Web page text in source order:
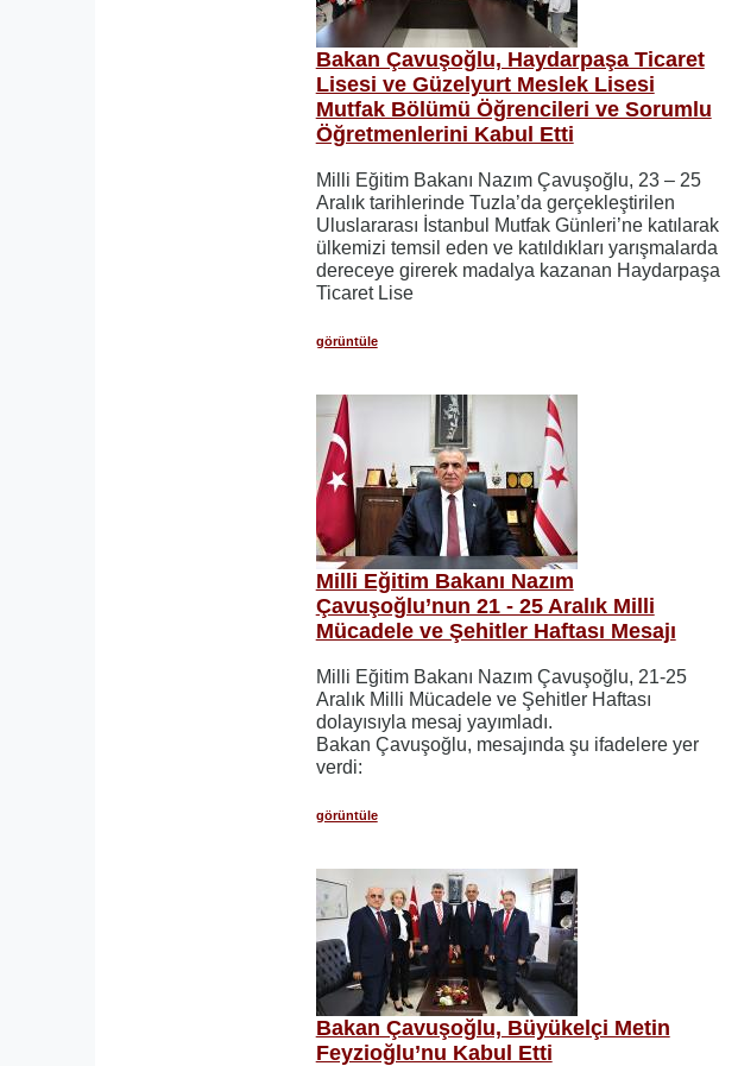
Bakan Çavuşoğlu, Haydarpaşa Ticaret
Lisesi ve Güzelyurt Meslek Lisesi
Mutfak Bölümü Öğrencileri ve Sorumlu
Öğretmenlerini Kabul Etti
Milli Eğitim Bakanı Nazım Çavuşoğlu, 23 – 25
Aralık tarihlerinde Tuzla’da gerçekleştirilen
Uluslararası İstanbul Mutfak Günleri’ne katılarak
ülkemizi temsil eden ve katıldıkları yarışmalarda
dereceye girerek madalya kazanan Haydarpaşa
Ticaret Lise
görüntüle
Milli Eğitim Bakanı Nazım
Çavuşoğlu’nun 21 - 25 Aralık Milli
Mücadele ve Şehitler Haftası Mesajı
Milli Eğitim Bakanı Nazım Çavuşoğlu, 21-25
Aralık Milli Mücadele ve Şehitler Haftası
dolayısıyla mesaj yayımladı.
Bakan Çavuşoğlu, mesajında şu ifadelere yer
verdi:
görüntüle
Bakan Çavuşoğlu, Büyükelçi Metin
Feyzioğlu’nu Kabul Etti